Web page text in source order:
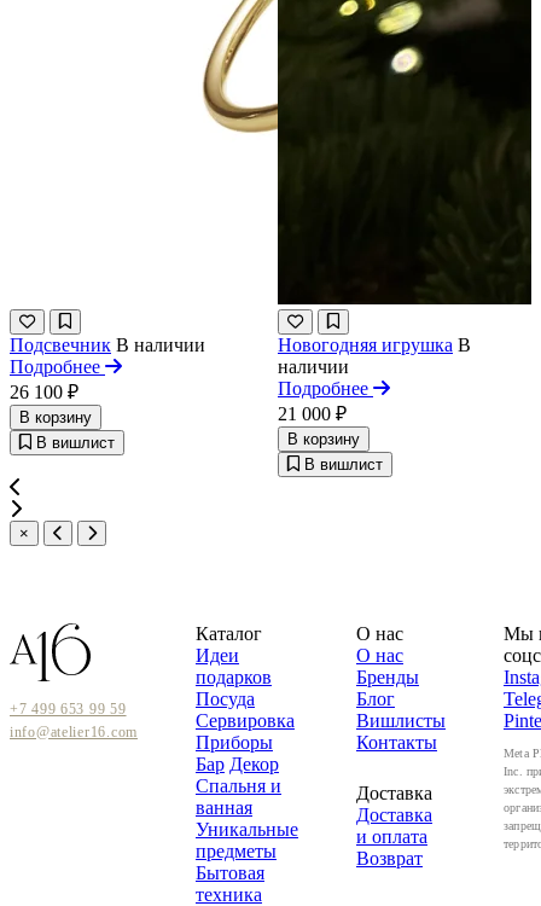
Подсвечник В наличии
Подробнее
26 100 ₽
В корзину
В вишлист
Новогодняя игрушка В
наличии
Подробнее
21 000 ₽
В корзину
В вишлист
×
+7 499 653 99 59
info@atelier16.com
Каталог
Идеи
подарков
Посуда
Сервировка
Приборы
Бар Декор
Спальня и
ванная
Уникальные
предметы
Бытовая
техника
О нас
О нас
Бренды
Блог
Вишлисты
Контакты
Доставка
Доставка
и оплата
Возврат
Мы
Meta
Inc.